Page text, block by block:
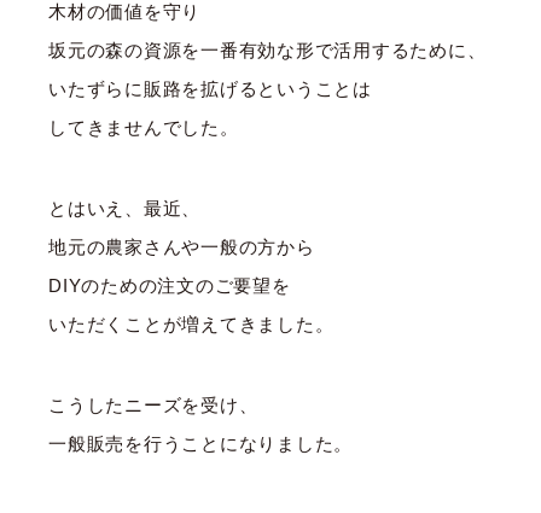
木材の価値を守り
坂元の森の資源を一番有効な形で活用するために、
いたずらに販路を拡げるということは
してきませんでした。
とはいえ、最近、
地元の農家さんや一般の方から
DIYのための注文のご要望を
いただくことが増えてきました。
こうしたニーズを受け、
一般販売を行うことになりました。